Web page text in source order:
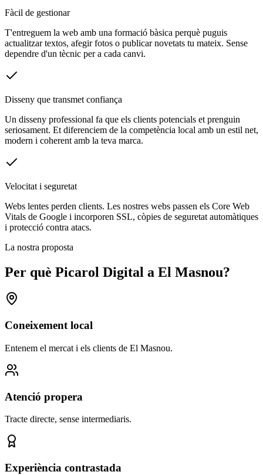
Fàcil de gestionar
T'entreguem la web amb una formació bàsica perquè puguis
actualitzar textos, afegir fotos o publicar novetats tu mateix. Sense
dependre d'un tècnic per a cada canvi.
Disseny que transmet confiança
Un disseny professional fa que els clients potencials et prenguin
seriosament. Et diferenciem de la competència local amb un estil net,
modern i coherent amb la teva marca.
Velocitat i seguretat
Webs lentes perden clients. Les nostres webs passen els Core Web
Vitals de Google i incorporen SSL, còpies de seguretat automàtiques
i protecció contra atacs.
La nostra proposta
Per què Picarol Digital a El Masnou?
Coneixement local
Entenem el mercat i els clients de El Masnou.
Atenció propera
Tracte directe, sense intermediaris.
Experiència contrastada